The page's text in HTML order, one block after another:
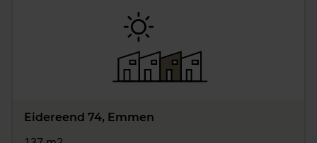
Eidereend 74, Emmen